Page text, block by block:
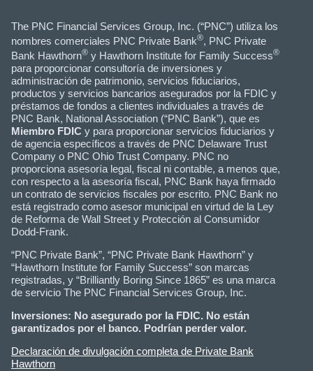
The PNC Financial Services Group, Inc. (“PNC”) utiliza los
nombres comerciales PNC Private Bank®, PNC Private
Bank Hawthorn® y Hawthorn Institute for Family Success®
para proporcionar consultoría de inversiones y
administración de patrimonio, servicios fiduciarios,
productos y servicios bancarios asegurados por la FDIC y
préstamos de fondos a clientes individuales a través de
PNC Bank, National Association (“PNC Bank”), que es
Miembro FDIC y para proporcionar servicios fiduciarios y
de agencia específicos a través de PNC Delaware Trust
Company o PNC Ohio Trust Company. PNC no
proporciona asesoría legal, fiscal ni contable, a menos que,
con respecto a la asesoría fiscal, PNC Bank haya firmado
un contrato de servicios fiscales por escrito. PNC Bank no
está registrado como asesor municipal en virtud de la Ley
de Reforma de Wall Street y Protección al Consumidor
Dodd-Frank.
“PNC Private Bank”, “PNC Private Bank Hawthorn” y
“Hawthorn Institute for Family Success” son marcas
registradas, y “Brilliantly Boring Since 1865” es una marca
de servicio The PNC Financial Services Group, Inc.
Inversiones: No asegurado por la FDIC. No están
garantizados por el banco. Podrían perder valor.
Declaración de divulgación completa de Private Bank
Hawthorn